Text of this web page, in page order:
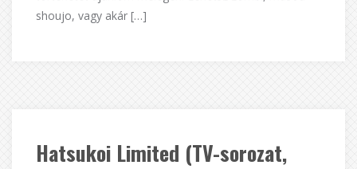
shoujo, vagy akár […]
Hatsukoi Limited (TV-sorozat,